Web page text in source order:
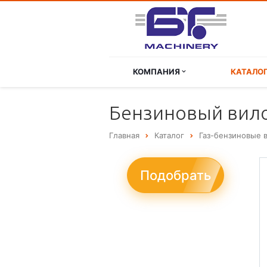
КОМПАНИЯ
Бензиновый
Главная Каталог Газ-бензиновые
Подобрать